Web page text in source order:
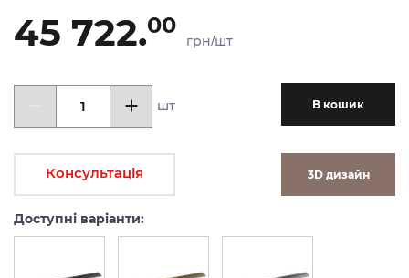
45 722.00
грн/шт
шт В кошик
Консультація 3D дизайн
Доступні варіанти: